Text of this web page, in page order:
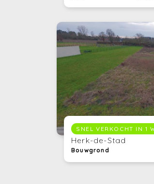
SNEL VERKOCHT IN 1
Herk-de-Stad
Bouwgrond